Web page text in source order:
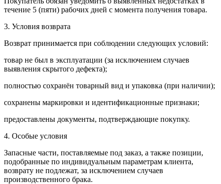
течение 5 (пяти) рабочих дней с момента получения товара.
3. Условия возврата
Возврат принимается при соблюдении следующих условий:
товар не был в эксплуатации (за исключением случаев
выявления скрытого дефекта);
полностью сохранён товарный вид и упаковка (при наличии);
сохранены маркировки и идентификационные признаки;
предоставлены документы, подтверждающие покупку.
4. Особые условия
Запасные части, поставляемые под заказ, а также позиции,
подобранные по индивидуальным параметрам клиента,
возврату не подлежат, за исключением случаев
производственного брака.